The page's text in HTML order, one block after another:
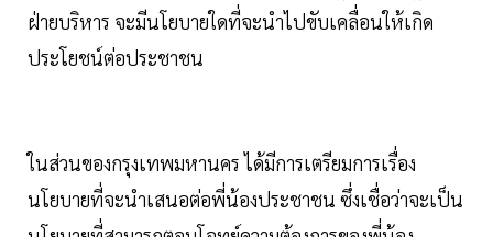
ฝ่ายบริหาร จะมีนโยบายใดที่จะนำไปขับเคลื่อนให้เกิด
ประโยชน์ต่อประชาชน
ในส่วนของกรุงเทพมหานคร ได้มีการเตรียมการเรื่อง
นโยบายที่จะนำเสนอต่อพี่น้องประชาชน ซึ่งเชื่อว่าจะเป็น